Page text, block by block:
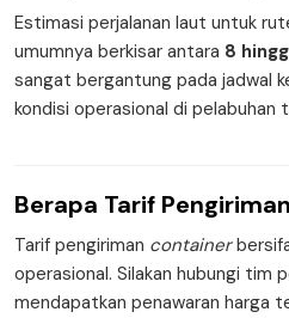
Estimasi perjalanan laut untuk
umumnya berkisar antara 8
sangat bergantung pada jadwal
kondisi operasional di pelabuhan
Berapa Tarif Pengiriman
Tarif pengiriman container
operasional. Silakan hubungi tim
mendapatkan penawaran harga